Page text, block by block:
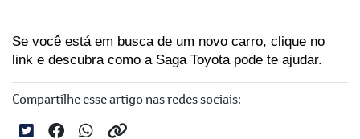
Se você está em busca de um novo carro, clique no
link e descubra como a Saga Toyota pode te ajudar.
Compartilhe esse artigo nas redes sociais: